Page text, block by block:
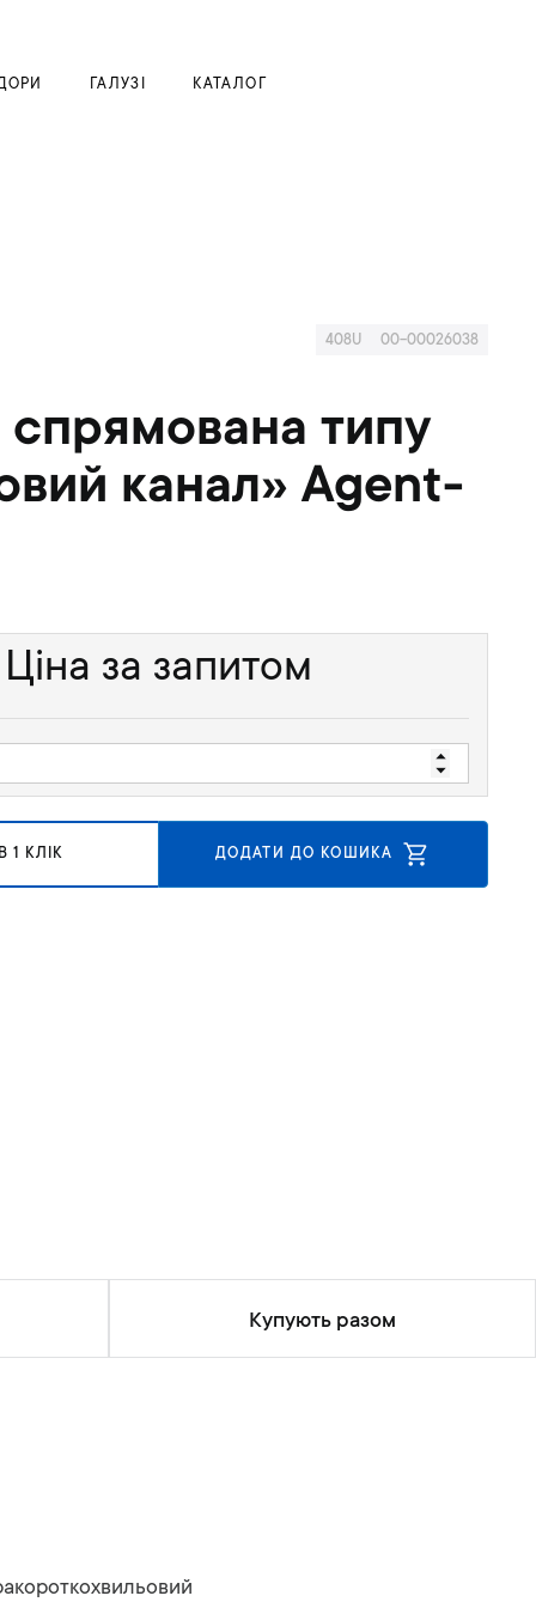
ГАЛУЗІ КАТАЛОГ
408U 00-00026038
типу
канал» Agent-
Ціна за запитом
ДОДАТИ ДО КОШИКА
1 КЛІК
Купують разом